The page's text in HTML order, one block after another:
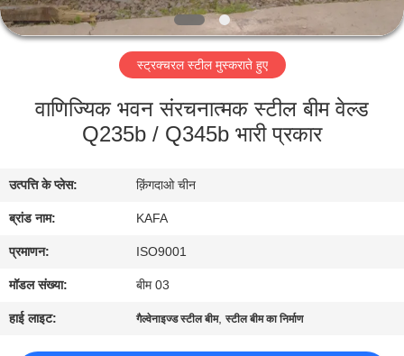
वीआर
शो
हमारे
कारखाने
का
दौरा
स्ट्रक्चरल स्टील मुस्कराते हुए
वाणिज्यिक भवन संरचनात्मक स्टील बीम वेल्ड
Q235b / Q345b भारी प्रकार
उत्पत्ति के प्लेस: क़िंगदाओ चीन
ब्रांड नाम: KAFA
प्रमाणन: ISO9001
मॉडल संख्या: बीम 03
हाई लाइट: गैल्वेनाइज्ड स्टील बीम,स्टील बीम का निर्माण